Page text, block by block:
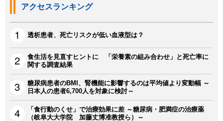
アクセスランキング
透析患者、死亡リスクが低い血液型は？
食生活を見直すヒントに 「栄養素の組み合わせ」と死亡率に
関する調査結果
糖尿病患者のBMI、腎機能に影響するのは平均値より変動幅 ～
日本人の患者6,700人を対象に検討～
「食行動のくせ」で治療効果に差 ～糖尿病・肥満症の治療薬
（岐阜大大学院 加藤丈博准教授ら）～